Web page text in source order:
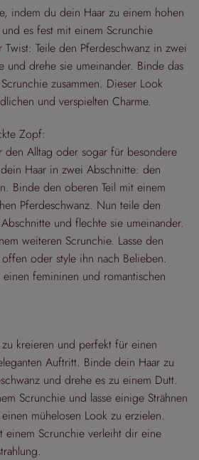
indem du dein Haar zu einem hohen
es fest mit einem Scrunchie
Teile den Pferdeschwanz in zwei
und drehe sie umeinander. Binde das
zusammen. Dieser Look
und verspielten Charme.
Zopf:
den Alltag oder sogar für besondere
Haar in zwei Abschnitte: den
Binde den oberen Teil mit einem
Pferdeschwanz. Nun teile den
und flechte sie umeinander.
weiteren Scrunchie. Lasse den
offen oder style ihn nach Belieben.
femininen und romantischen
kreieren und perfekt für einen
Auftritt. Binde dein Haar zu
und drehe es zu einem Dutt.
Scrunchie und lasse einige Strähnen
mühelosen Look zu erzielen.
einem Scrunchie verleiht dir eine